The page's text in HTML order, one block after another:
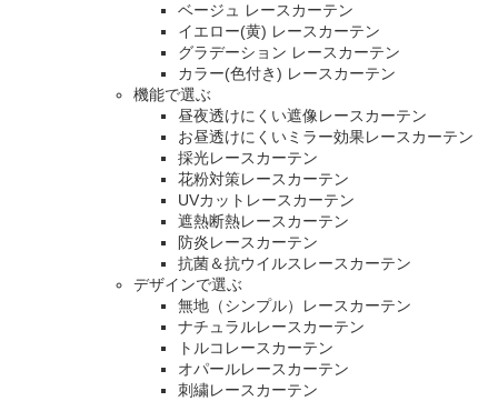
ベージュ レースカーテン
イエロー(黄) レースカーテン
グラデーション レースカーテン
カラー(色付き) レースカーテン
機能で選ぶ
昼夜透けにくい遮像レースカーテン
お昼透けにくいミラー効果レースカーテン
採光レースカーテン
花粉対策レースカーテン
UVカットレースカーテン
遮熱断熱レースカーテン
防炎レースカーテン
抗菌＆抗ウイルスレースカーテン
デザインで選ぶ
無地（シンプル）レースカーテン
ナチュラルレースカーテン
トルコレースカーテン
オパールレースカーテン
刺繍レースカーテン